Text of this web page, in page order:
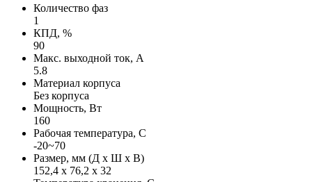
Количество фаз
1
КПД, %
90
Макс. выходной ток, А
5.8
Материал корпуса
Без корпуса
Мощность, Вт
160
Рабочая температура, С
-20~70
Размер, мм (Д х Ш х В)
152,4 х 76,2 х 32